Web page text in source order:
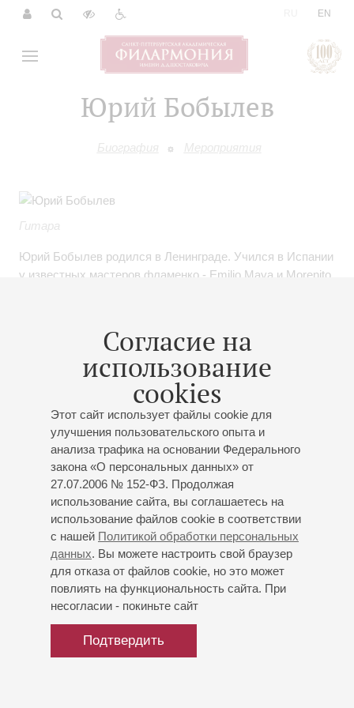
EN
Юрий Бобылев
Биография Мероприятия
Согласие на
использование
cookies
Этот сайт использует файлы cookie для
улучшения пользовательского опыта и
анализа трафика на основании Федерального
закона «О персональных данных» от
27.07.2006 № 152-ФЗ. Продолжая
использование сайта, вы соглашаетесь на
использование файлов cookie в соответствии
с нашей Политикой обработки персональных
данных. Вы можете настроить свой браузер
для отказа от файлов cookie, но это может
повлиять на функциональность сайта. При
несогласии - покиньте сайт
Подтвердить
Гитара
Юрий Бобылев родился в Ленинграде. Учился в Испании
у известных мастеров фламенко - Emilio Maya и Morenito
номинации “гитара фламенко” (Санкт-Петербург, 2006).
Принимал участие в многочисленных фестивалях
фламенко, где выступал с такими мастерами, как Jose
Manuel Alvarez, Juan Aguirre, Jesule de Utrera, Sebastion
Сочиняет музыку в стиле фламенко, член союза
концертных деятелей Санкт-Петербурга.